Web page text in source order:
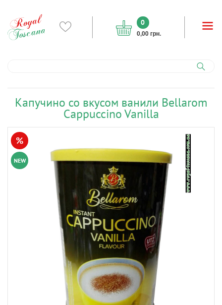
0
0,00 грн.
Капучино со вкусом ванили Bellarom
Cappuccino Vanilla
NEW
%